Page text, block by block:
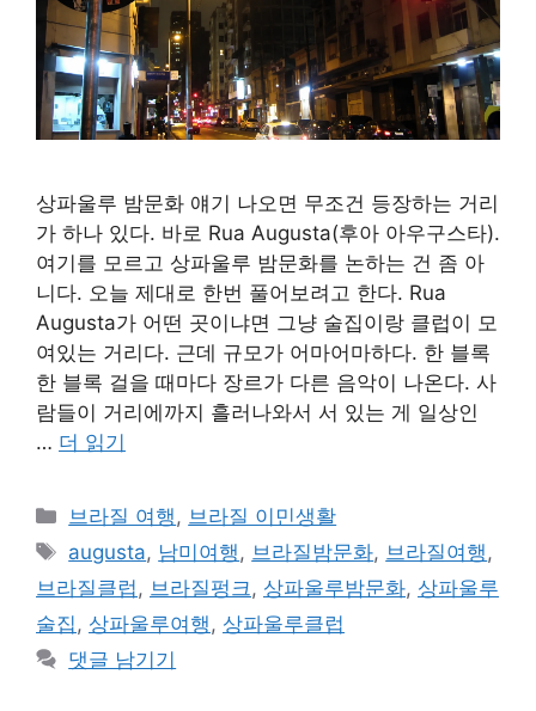
상파울루 밤문화 얘기 나오면 무조건 등장하는 거리
가 하나 있다. 바로 Rua Augusta(후아 아우구스타).
여기를 모르고 상파울루 밤문화를 논하는 건 좀 아
니다. 오늘 제대로 한번 풀어보려고 한다. Rua
Augusta가 어떤 곳이냐면 그냥 술집이랑 클럽이 모
여있는 거리다. 근데 규모가 어마어마하다. 한 블록
한 블록 걸을 때마다 장르가 다른 음악이 나온다. 사
람들이 거리에까지 흘러나와서 서 있는 게 일상인
… 더 읽기
카
리
브라질 여행 , 브라질 이민생활
태
그
augusta, 남미여행 , 브라질밤문화, 브라질여행 ,
브라질클럽 , 브라질펑크 , 상파울루밤문화, 상파울루
술집 , 상파울루여행 , 상파울루클럽
댓글 남기기